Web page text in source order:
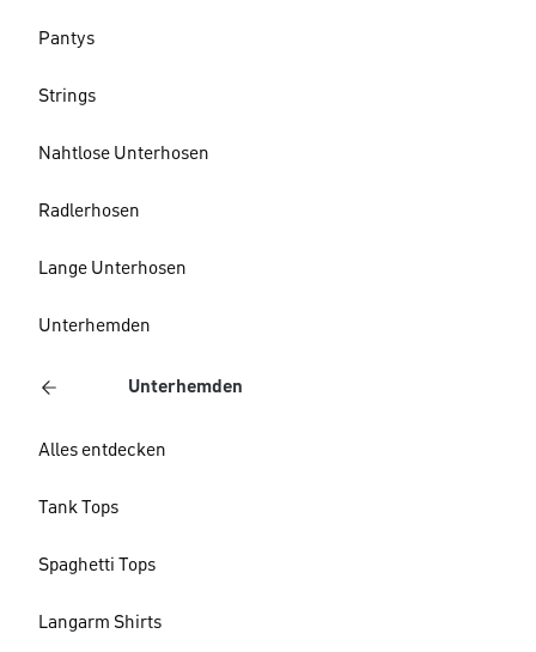
Pantys
Strings
Nahtlose Unterhosen
Radlerhosen
Lange Unterhosen
Unterhemden
Unterhemden
Alles entdecken
Tank Tops
Spaghetti Tops
Langarm Shirts